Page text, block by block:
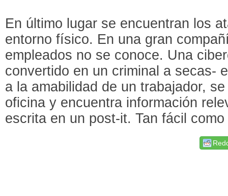
En último lugar se encuentran los
entorno físico. En una gran
empleados no se conoce. Una
convertido en un criminal a secas-
a la amabilidad de un trabajador,
oficina y encuentra información
escrita en un post-it. Tan fácil